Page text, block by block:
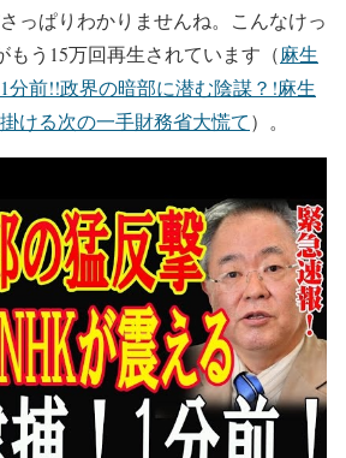
っぱりわかりませんね。こんなけっ
もう15万回再生されています（麻生
分前!!政界の暗部に潜む陰謀？!麻生
ける次の一手財務省大慌て）。